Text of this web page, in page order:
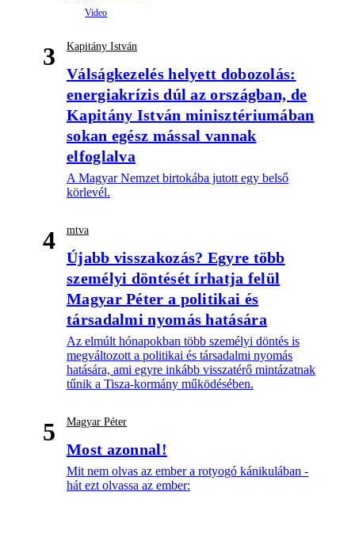
3 Kapitány István
Válságkezelés helyett dobozolás:
energiakrízis dúl az országban, de
Kapitány István minisztériumában
sokan egész mással vannak
elfoglalva
A Magyar Nemzet birtokába jutott egy belső
körlevél.
4 mtva
Újabb visszakozás? Egyre több
személyi döntését írhatja felül
Magyar Péter a politikai és
társadalmi nyomás hatására
Az elmúlt hónapokban több személyi döntés is
megváltozott a politikai és társadalmi nyomás
hatására, ami egyre inkább visszatérő mintázatnak
tűnik a Tisza-kormány működésében.
5 Magyar Péter
Most azonnal!
Mit nem olvas az ember a rotyogó kánikulában -
hát ezt olvassa az ember: